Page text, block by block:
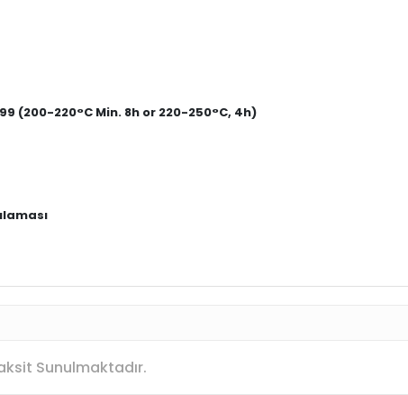
(200-220°C Min. 8h or 220-250°C, 4h)
Sunulmaktadır.